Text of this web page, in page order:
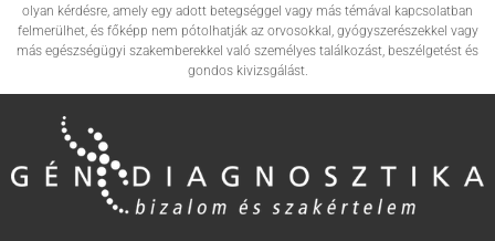
olyan kérdésre, amely egy adott betegséggel vagy más témával kapcsolatban
felmerülhet, és főképp nem pótolhatják az orvosokkal, gyógyszerészekkel vagy
más egészségügyi szakemberekkel való személyes találkozást, beszélgetést és
gondos kivizsgálást.